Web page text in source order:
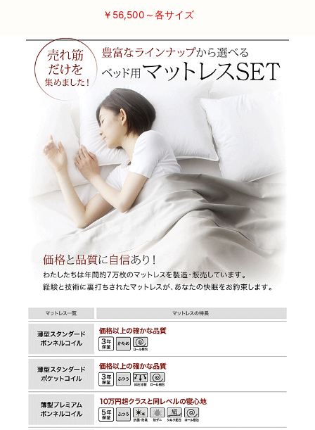
￥56,500～各サイズ